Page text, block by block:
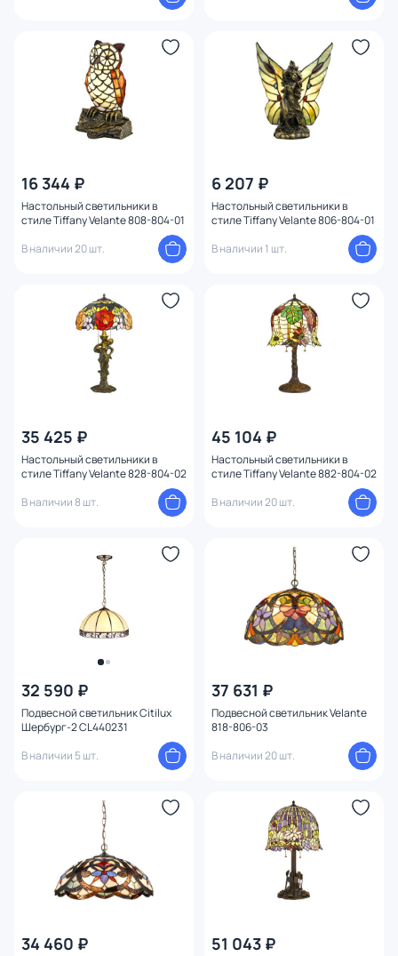
16 344 ₽
Настольный светильники в
стиле Tiffany Velante 808-804-01
В наличии 20 шт.
6 207 ₽
Настольный светильники в
стиле Tiffany Velante 806-804-01
В наличии 1 шт.
35 425 ₽
Настольный светильники в
стиле Tiffany Velante 828-804-02
В наличии 8 шт.
45 104 ₽
Настольный светильники в
стиле Tiffany Velante 882-804-02
В наличии 20 шт.
32 590 ₽
Подвесной светильник Citilux
Шербург-2 CL440231
В наличии 5 шт.
37 631 ₽
Подвесной светильник Velante
818-806-03
В наличии 20 шт.
34 460 ₽ 51 043 ₽